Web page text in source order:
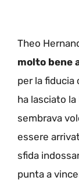
Theo
molto bene
per la fiducia
ha lasciato
sembrava
essere
sfida
punta a